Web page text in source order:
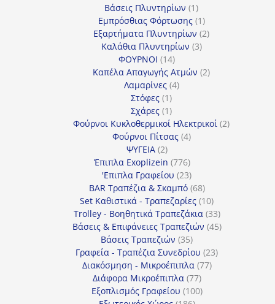
προϊόντα
Βάσεις Πλυντηρίων 11
προϊόν
Εμπρόσθιας Φόρτωσης 11
προϊόν
Εξαρτήματα Πλυντηρίων 22
Καλάθια Πλυντηρίων 33
ΦΟΥΡΝΟΙ 1414
προϊόντα
Καπέλα Απαγωγής Ατμών 22
Λαμαρίνες 44
Στόφες 11
προϊόν
Σχάρες 11
προϊόν
Φούρνοι Κυκλοθερμικοί Ηλεκτρικοί 22
Φούρνοι Πίτσας 44
ΨΥΓΕΙΑ 22
προϊόντα
Έπιπλα Exoplizein 776776
προϊόντα
'Επιπλα Γραφείου 2323
προϊόντα
BAR Τραπέζια & Σκαμπό 6868
προϊόντα
Set Καθιστικά - Τραπεζαρίες 1010
προϊόντα
Trolley - Βοηθητικά Τραπεζάκια 3333
προϊόντα
Βάσεις & Επιφάνειες Τραπεζιών 4545
Βάσεις Τραπεζιών 3535
προϊόντα
Γραφεία - Τραπέζια Συνεδρίου 2323
Διακόσμηση - Μικροέπιπλα 7777
Διάφορα Μικροέπιπλα 7777
προϊόντα
Εξοπλισμός Γραφείου 100100